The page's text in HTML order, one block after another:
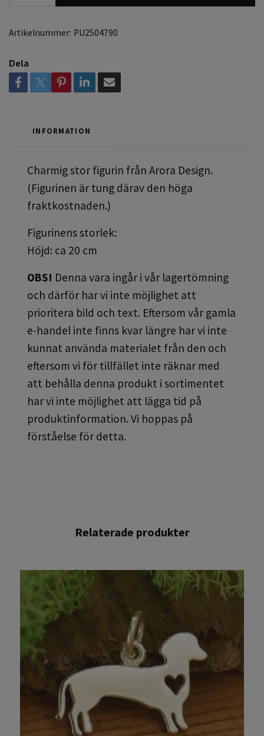
Artikelnummer: PU2504790
Dela
INFORMATION
Charmig stor figurin från Arora Design.
(Figurinen är tung därav den höga
fraktkostnaden.)
Figurinens storlek:
Höjd: ca 20 cm
OBS! Denna vara ingår i vår lagertömning
och därför har vi inte möjlighet att
prioritera bild och text. Eftersom vår gamla
e-handel inte finns kvar längre har vi inte
kunnat använda materialet från den och
eftersom vi för tillfället inte räknar med
att behålla denna produkt i sortimentet
har vi inte möjlighet att lägga tid på
produktinformation. Vi hoppas på
förståelse för detta.